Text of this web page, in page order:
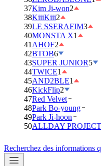
37Kim Ji-won2
38KiiiKiii2
39LE SSERAFIM3
40MONSTA X1
41 AHOF2
42BTOB6
43SUPER JUNIOR5
44TWICE1
45AND2BLE1
46KickFlip2
47Red Velvet
48Park Bo-young
49Park Ji-hoon
50ALLDAY PROJECT
Recherchez des informations